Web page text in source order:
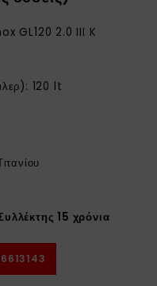
GL120 2.0 III K
120 lt
15 χρόνια